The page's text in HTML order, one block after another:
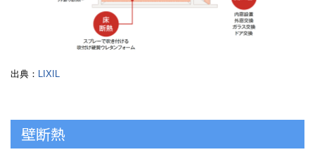
出典： LIXIL
壁断熱